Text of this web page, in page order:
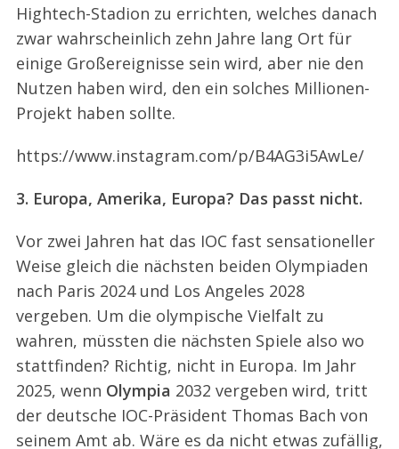
Hightech-Stadion zu errichten, welches danach
zwar wahrscheinlich zehn Jahre lang Ort für
einige Großereignisse sein wird, aber nie den
Nutzen haben wird, den ein solches Millionen-
Projekt haben sollte.
https://www.instagram.com/p/B4AG3i5AwLe/
3. Europa, Amerika, Europa? Das passt nicht.
Vor zwei Jahren hat das IOC fast sensationeller
Weise gleich die nächsten beiden Olympiaden
nach Paris 2024 und Los Angeles 2028
vergeben. Um die olympische Vielfalt zu
wahren, müssten die nächsten Spiele also wo
stattfinden? Richtig, nicht in Europa. Im Jahr
2025, wenn Olympia 2032 vergeben wird, tritt
der deutsche IOC-Präsident Thomas Bach von
seinem Amt ab. Wäre es da nicht etwas zufällig,
S
e
a
r
c
h
f
r
: